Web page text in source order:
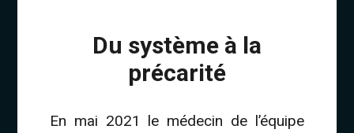
Du système à la
précarité
En mai 2021 le médecin de l’équipe